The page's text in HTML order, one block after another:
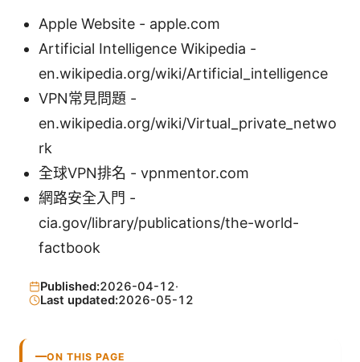
Apple Website - apple.com
Artificial Intelligence Wikipedia -
en.wikipedia.org/wiki/Artificial_intelligence
VPN常見問題 -
en.wikipedia.org/wiki/Virtual_private_netwo
rk
全球VPN排名 - vpnmentor.com
網路安全入門 -
cia.gov/library/publications/the-world-
factbook
Published:2026-04-12·
Last updated:2026-05-12
ON THIS PAGE